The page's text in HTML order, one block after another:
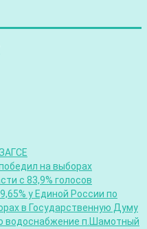
на выборах
с 83,9% голосов
у Единой России по
в Государственную Думу
водоснабжение п.Шамотный